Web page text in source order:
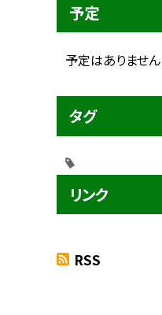
予定
予定はありません
タグ
リンク
RSS